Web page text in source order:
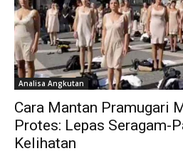
Analisa Angkutan
Cara Mantan Pramugari
Protes: Lepas Seragam-
Kelihatan